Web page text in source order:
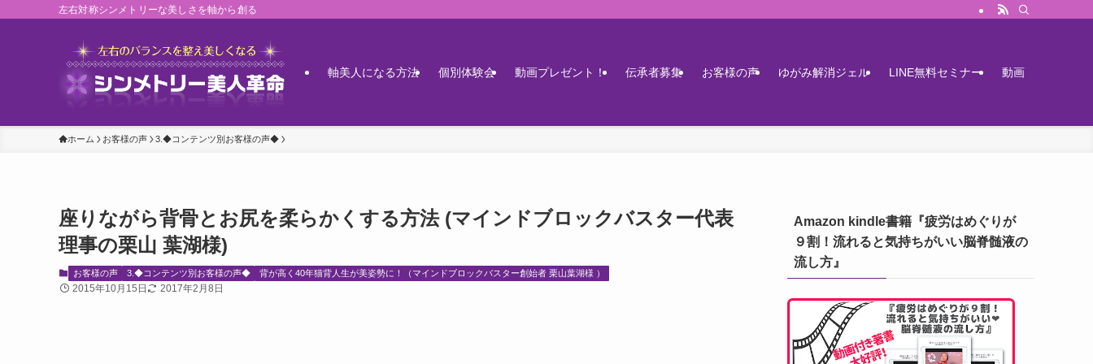
左右対称シンメトリーな美しさを軸から創る
軸美人になる方法 個別体験会 動画プレゼント！ 伝承者募集 お客様の声 ゆがみ解消ジェル LINE無料セミナー 動画
ホーム お客様の声 3.◆コンテンツ別お客様の声◆
座りながら背骨とお尻を柔らかくする方法 (マインドブロックバスター代表
理事の栗山 葉湖様)
お客様の声 3.◆コンテンツ別お客様の声◆ 背が高く40年猫背人生が美姿勢に！（マインドブロックバスター創始者 栗山葉湖様 ）
2015年10月15日 2017年2月8日
Amazon kindle書籍『疲労はめぐりが
９割！流れると気持ちがいい脳脊髄液の
流し方』